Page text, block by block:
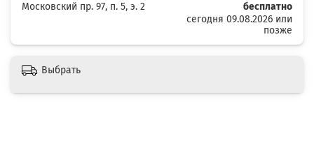
Московский пр. 97, п. 5, э. 2
бесплатно
сегодня 09.08.2026 или
позже
Выбрать